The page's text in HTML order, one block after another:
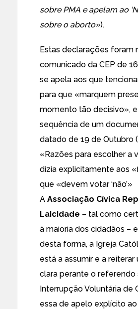
sobre PMA e apelam ao
sobre o aborto»).
Estas declarações foram
comunicado da CEP de
se apela aos que
para que «marquem
momento tão decisivo»,
sequência de um
datado de 19 de Outubro
«Razões para escolher a
dizia explicitamente aos
que «devem votar ‘não’»
A Associação Cívica
Laicidade – tal como
à maioria dos cidadãos –
desta forma, a Igreja
está a assumir e a
clara perante o referendo
Interrupção Voluntária de
essa de apelo explícito